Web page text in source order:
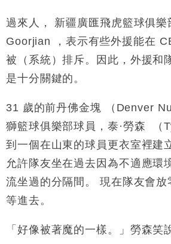
過來人， 新疆廣匯飛虎籃球俱樂
Goorjian ， 表示有些外援能在
被（系統）排斥。因此，外援和
是十分關鍵的。
31 歲的前丹佛金塊 （Denver
獅籃球俱樂部球員，泰·勞森 （
到 一個在山東的球員更衣室裡建
允許隊友坐在過去因為不適應環
流坐過的分隔間 。
現在隊友會放
等進去。
「好像被著魔的一樣。」 勞森笑